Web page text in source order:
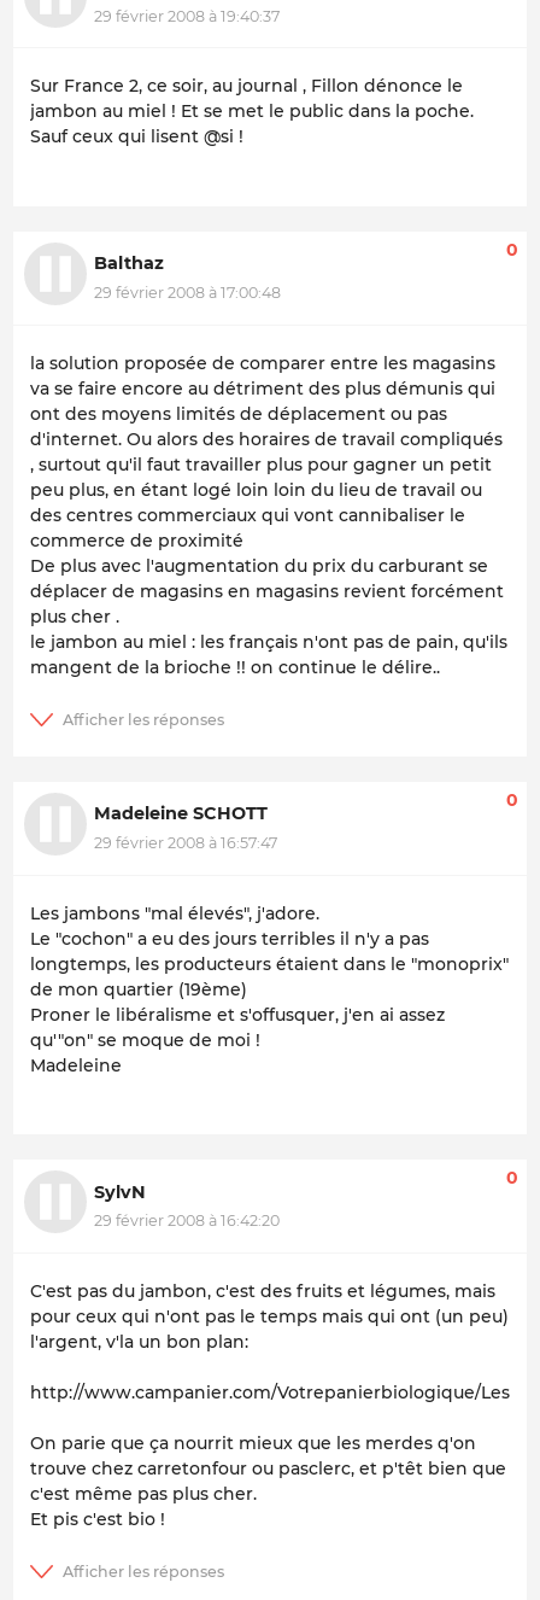
29 février 2008 à 19:40:37
Sur France 2, ce soir, au journal , Fillon dénonce le
jambon au miel ! Et se met le public dans la poche.
Sauf ceux qui lisent @si !
Balthaz
29 février 2008 à 17:00:48
0
la solution proposée de comparer entre les magasins
va se faire encore au détriment des plus démunis qui
ont des moyens limités de déplacement ou pas
d'internet. Ou alors des horaires de travail compliqués
, surtout qu'il faut travailler plus pour gagner un petit
peu plus, en étant logé loin loin du lieu de travail ou
des centres commerciaux qui vont cannibaliser le
commerce de proximité
De plus avec l'augmentation du prix du carburant se
déplacer de magasins en magasins revient forcément
plus cher .
le jambon au miel : les français n'ont pas de pain, qu'ils
mangent de la brioche !! on continue le délire..
Madeleine SCHOTT
29 février 2008 à 16:57:47
0
Les jambons "mal élevés", j'adore.
Le "cochon" a eu des jours terribles il n'y a pas
longtemps, les producteurs étaient dans le "monoprix"
de mon quartier (19ème)
Proner le libéralisme et s'offusquer, j'en ai assez
qu'"on" se moque de moi !
Madeleine
SylvN
29 février 2008 à 16:42:20
0
C'est pas du jambon, c'est des fruits et légumes, mais
pour ceux qui n'ont pas le temps mais qui ont (un peu)
l'argent, v'la un bon plan:
http://www.campanier.com/Votrepanierbiologique/
On parie que ça nourrit mieux que les merdes q'on
trouve chez carretonfour ou pasclerc, et p'têt bien que
c'est même pas plus cher.
Et pis c'est bio !